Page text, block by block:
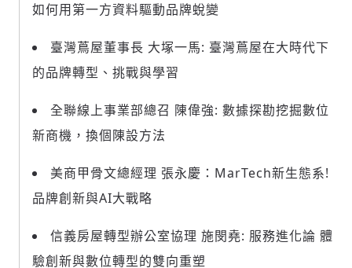
如何用第一方資料驅動品牌蛻變
臺灣蔦屋董事長 大塚一馬: 臺灣蔦屋在大時代下
的品牌轉型、挑戰與學習
全聯線上事業部總召 陳偉強: 數據探勘挖掘數位
新商機，換個陳設方法
美商甲骨文總經理 張永慶：MarTech新生態系!
品牌創新與AI大戰略
信義房屋轉型辦公室協理 施閔堯: 服務進化論 體
驗創新與數位轉型的雙向重塑